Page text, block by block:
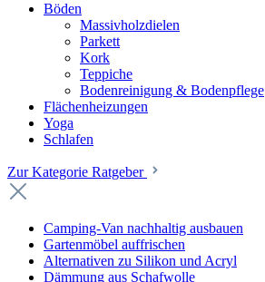
Böden
Massivholzdielen
Parkett
Kork
Teppiche
Bodenreinigung & Bodenpflege
Flächenheizungen
Yoga
Schlafen
Zur Kategorie Ratgeber
Camping-Van nachhaltig ausbauen
Gartenmöbel auffrischen
Alternativen zu Silikon und Acryl
Dämmung aus Schafwolle